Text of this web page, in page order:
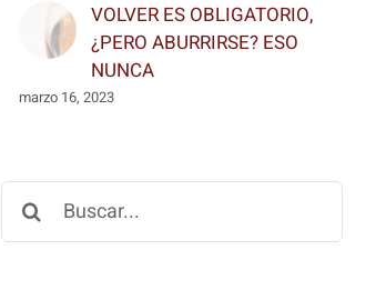
VOLVER ES OBLIGATORIO,
¿PERO ABURRIRSE? ESO
NUNCA
marzo 16, 2023
Buscar: